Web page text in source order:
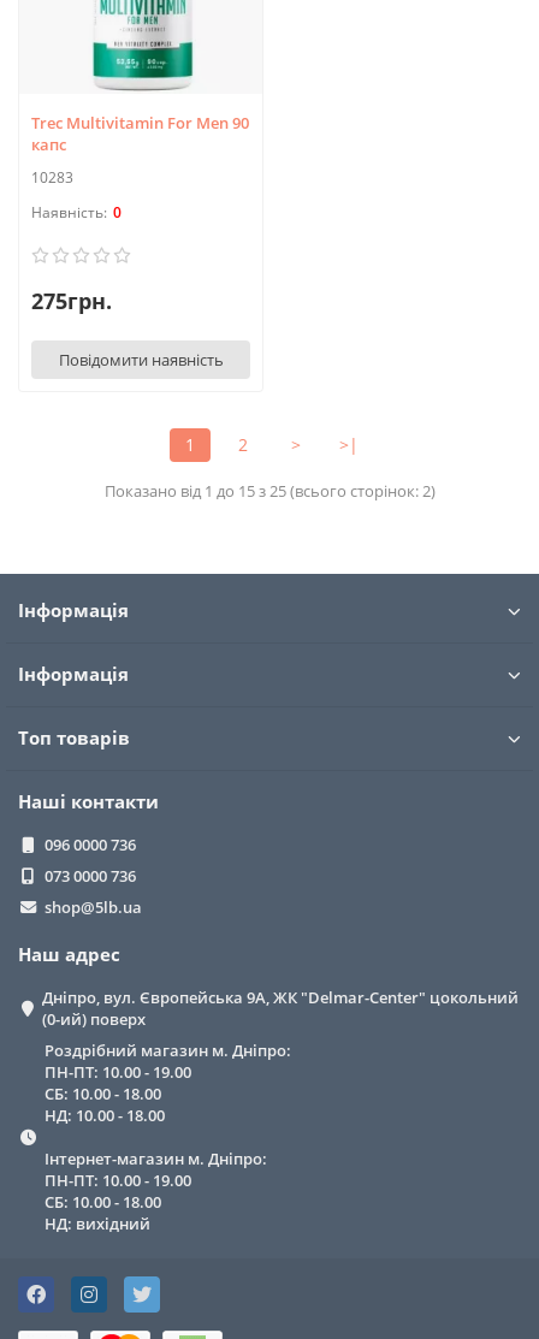
Trec Multivitamin For Men 90
капс
10283
0
275грн.
Повідомити наявність
1 2 > >|
Показано від 1 до 15 з 25 (всього сторінок: 2)
Інформація
Інформація
Топ товарів
Наші контакти
096 0000 736
073 0000 736
shop@5lb.ua
Наш адрес
Дніпро, вул. Європейська 9А, ЖК "Delmar-Center" цокольний
(0-ий) поверх
Роздрібний магазин м. Дніпро:
ПН-ПТ: 10.00 - 19.00
СБ: 10.00 - 18.00
НД: 10.00 - 18.00
Інтернет-магазин м. Дніпро:
ПН-ПТ: 10.00 - 19.00
СБ: 10.00 - 18.00
НД: вихідний